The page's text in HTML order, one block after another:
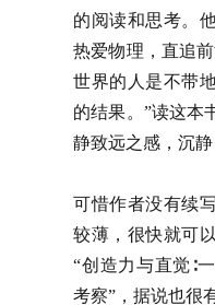
的阅读和思考。
热爱物理，直追
世界的人是不带
的结果。”读这本
静致远之感，
可惜作者没有续
较薄，很快就可
“创造力与直觉∶
考察”，据说也很